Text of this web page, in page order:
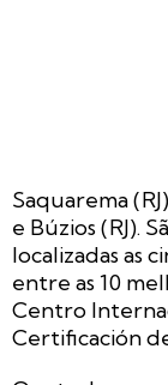
Saquarema
e Búzios (RJ).
localizadas as
entre as 10
Centro
Certificación